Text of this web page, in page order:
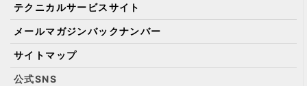
テクニカルサービスサイト
メールマガジンバックナンバー
サイトマップ
公式SNS